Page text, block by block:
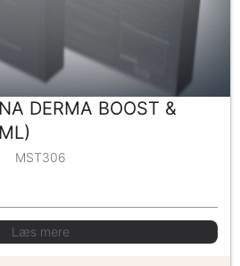
DERMA BOOST &
MST306
Læs mere